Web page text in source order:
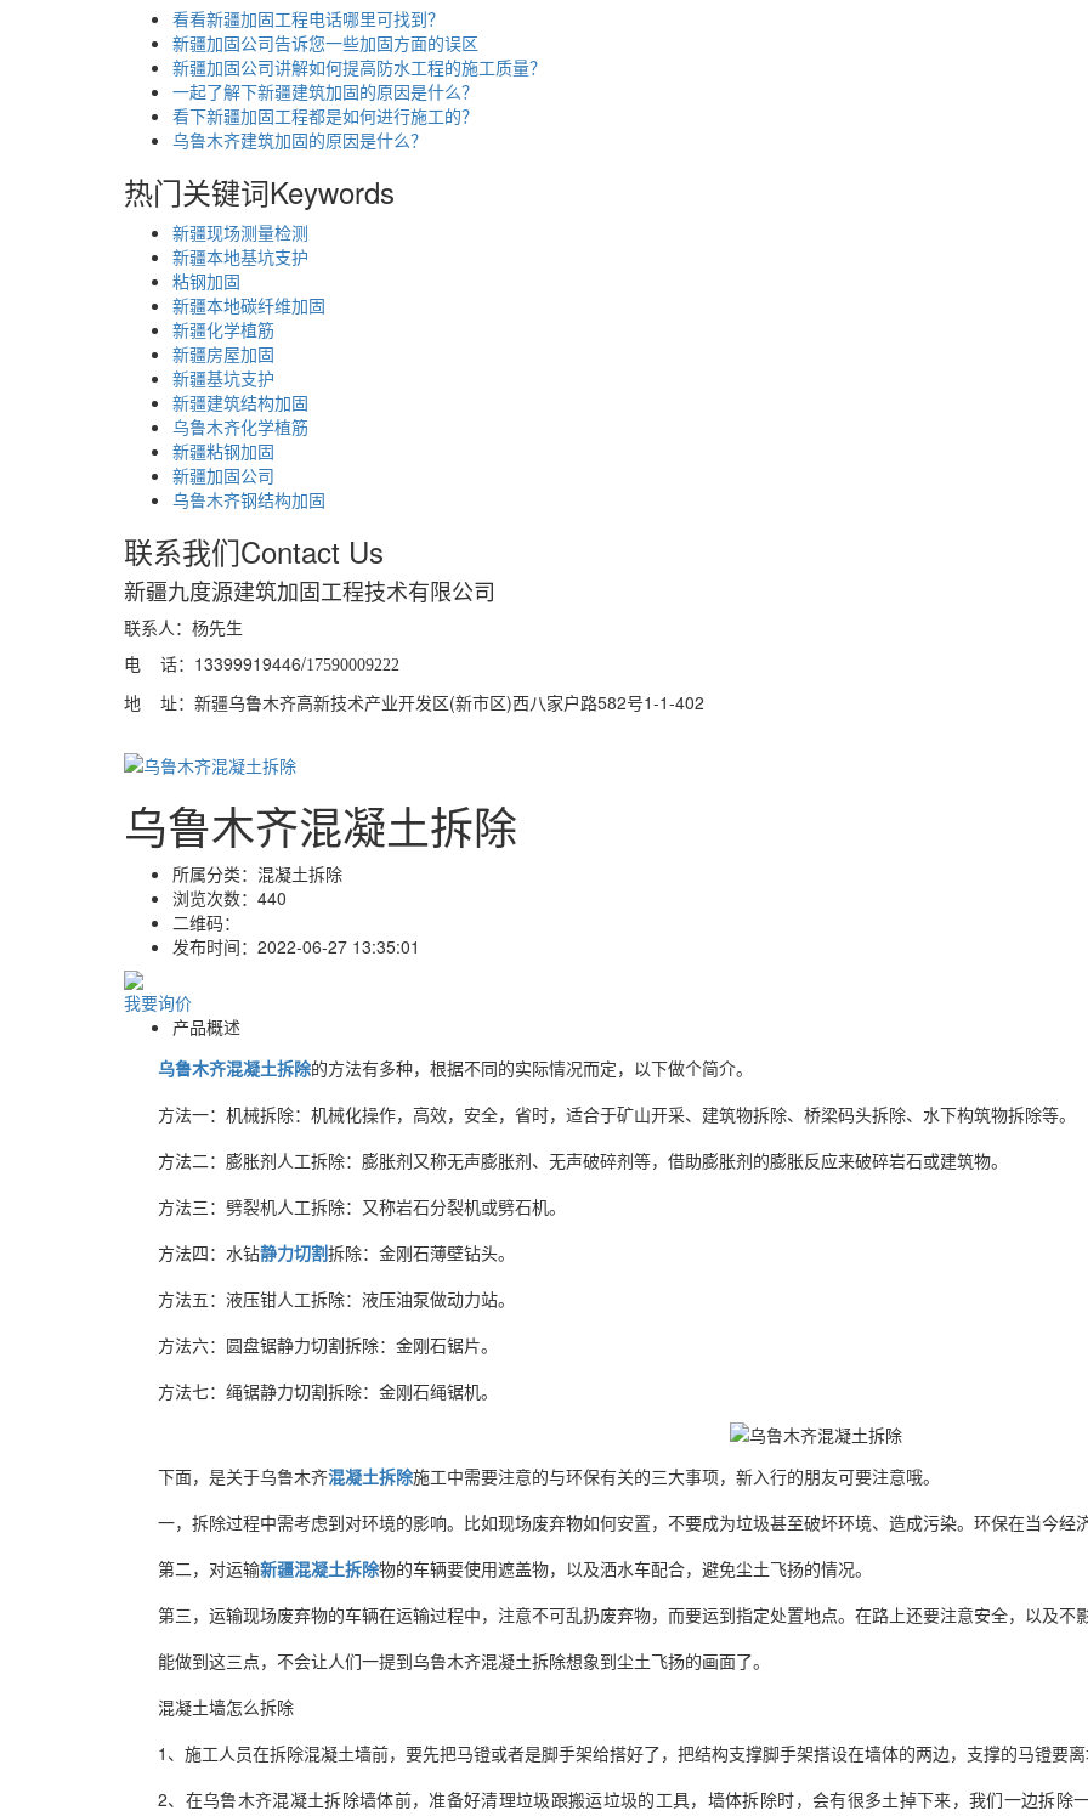
看看新疆加固工程电话哪里可找到？
新疆加固公司告诉您一些加固方面的误区
新疆加固公司讲解如何提高防水工程的施工质量？
一起了解下新疆建筑加固的原因是什么？
看下新疆加固工程都是如何进行施工的？
乌鲁木齐建筑加固的原因是什么？
热门关键词Keywords
新疆现场测量检测
新疆本地基坑支护
粘钢加固
新疆本地碳纤维加固
新疆化学植筋
新疆房屋加固
新疆基坑支护
新疆建筑结构加固
乌鲁木齐化学植筋
新疆粘钢加固
新疆加固公司
乌鲁木齐钢结构加固
联系我们Contact Us
新疆九度源建筑加固工程技术有限公司
联系人：杨先生
电 话：13399919446/17590009222
地 址：新疆乌鲁木齐高新技术产业开发区(新市区)西八家户路582号1-1-402
乌鲁木齐混凝土拆除
所属分类： 混凝土拆除
浏览次数： 440
二维码：
发布时间： 2022-06-27 13:35:01
我要询价
产品概述
乌鲁木齐混凝土拆除的方法有多种，根据不同的实际情况而定，以下做个简介。
方法一：机械拆除：机械化操作，高效，安全，省时，适合于矿山开采、建筑物拆除、桥梁码头拆除、水下构筑物拆除等。
方法二：膨胀剂人工拆除：膨胀剂又称无声膨胀剂、无声破碎剂等，借助膨胀剂的膨胀反应来破碎岩石或建筑物。
方法三：劈裂机人工拆除：又称岩石分裂机或劈石机。
方法四：水钻静力切割拆除：金刚石薄壁钻头。
方法五：液压钳人工拆除：液压油泵做动力站。
方法六：圆盘锯静力切割拆除：金刚石锯片。
方法七：绳锯静力切割拆除：金刚石绳锯机。
下面，是关于乌鲁木齐混凝土拆除施工中需要注意的与环保有关的三大事项，新入行的朋友可要注意哦。
一，拆除过程中需考虑到对环境的影响。比如现场废弃物如何安置，不要成为垃圾甚至破坏环境、造成污染。环保在当今经
第二，对运输新疆混凝土拆除物的车辆要使用遮盖物，以及洒水车配合，避免尘土飞扬的情况。
第三，运输现场废弃物的车辆在运输过程中，注意不可乱扔废弃物，而要运到指定处置地点。在路上还要注意安全，以及不
能做到这三点，不会让人们一提到乌鲁木齐混凝土拆除想象到尘土飞扬的画面了。
混凝土墙怎么拆除
1、施工人员在拆除混凝土墙前，要先把马镫或者是脚手架给搭好了，把结构支撑脚手架搭设在墙体的两边，支撑的马镫要离
2、在乌鲁木齐混凝土拆除墙体前，准备好清理垃圾跟搬运垃圾的工具，墙体拆除时，会有很多土掉下来，我们一边拆除